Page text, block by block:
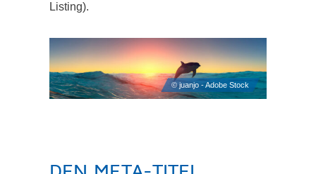
Listing).